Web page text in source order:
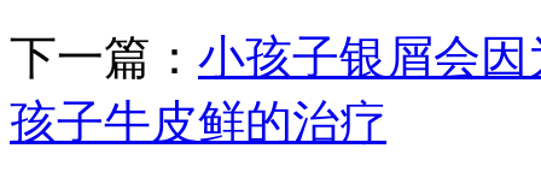
下一篇： 小孩子银屑会
孩子牛皮鲜的治疗